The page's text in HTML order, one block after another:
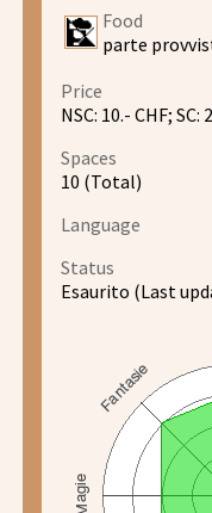
Food
parte
Price
NSC: 10.- CHF; SC:
Spaces
10 (Total)
Language
Status
Esaurito (Last